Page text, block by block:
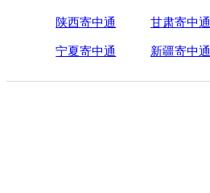
陕西寄中通 甘肃寄中通
宁夏寄中通 新疆寄中通